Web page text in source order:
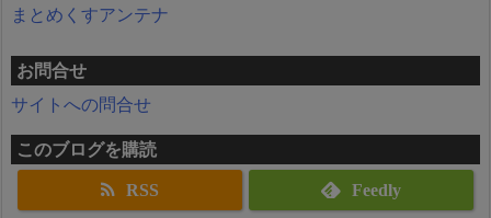
まとめくすアンテナ
お問合せ
サイトへの問合せ
このブログを購読
RSS Feedly